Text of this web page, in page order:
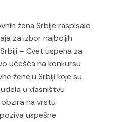
žena Srbije raspisalo
za izbor najboljih
– Cvet uspeha za
učešća na konkursu
žene u Srbiji koje su
u vlasništvu
na vrstu
uspešne